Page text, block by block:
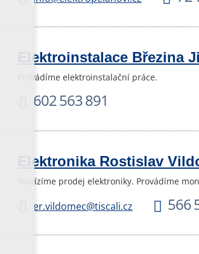
Elektroinstalace Březina
Provádíme elektroinstalační práce.
602 563 891
Elektronika Rostislav
Nabízíme prodej elektroniky. Provádíme
er.vildomec@tiscali.cz 566